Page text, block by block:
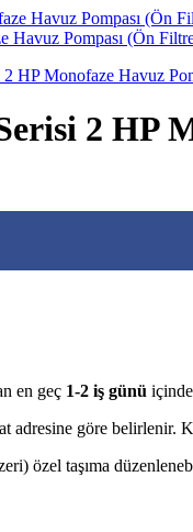
Havuz Pompası (Ön
2 HP
en geç 1-2 iş günü
adresine göre belirlenir.
özel taşıma